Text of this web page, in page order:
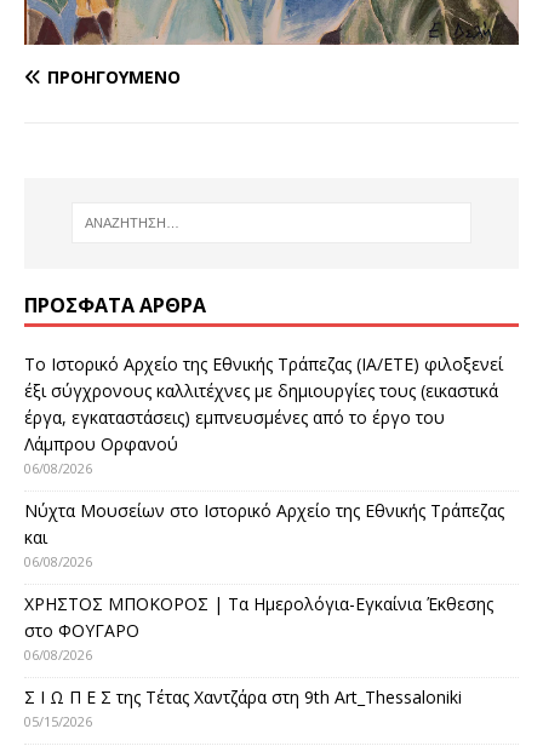
ΠΡΟΗΓΟΎΜΕΝΟ
ΠΡΌΣΦΑΤΑ ΆΡΘΡΑ
Το Ιστορικό Αρχείο της Εθνικής Τράπεζας (ΙΑ/ΕΤΕ) φιλοξενεί
έξι σύγχρονους καλλιτέχνες με δημιουργίες τους (εικαστικά
έργα, εγκαταστάσεις) εμπνευσμένες από το έργο του
Λάμπρου Ορφανού
06/08/2026
Νύχτα Μουσείων στο Ιστορικό Αρχείο της Εθνικής Τράπεζας
και
06/08/2026
ΧΡΗΣΤΟΣ ΜΠΟΚΟΡΟΣ | Τα Ημερολόγια-Εγκαίνια Έκθεσης
στο ΦΟΥΓΑΡΟ
06/08/2026
Σ Ι Ω Π Ε Σ της Τέτας Χαντζάρα στη 9th Art_Thessaloniki
05/15/2026